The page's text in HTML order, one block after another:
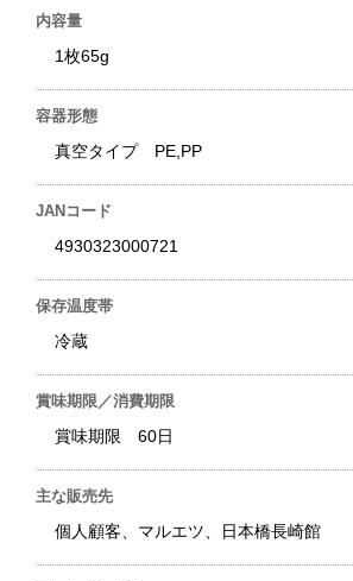
内容量
1枚65g
容器形態
真空タイプ PE,PP
JANコード
4930323000721
保存温度帯
冷蔵
賞味期限／消費期限
賞味期限 60日
主な販売先
個人顧客、マルエツ、日本橋長崎館